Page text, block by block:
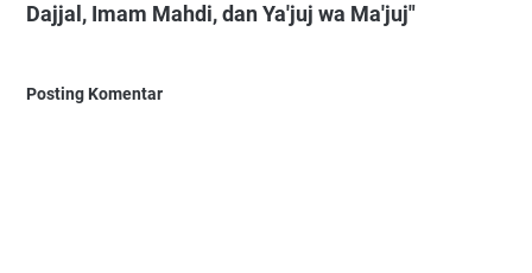
Dajjal, Imam Mahdi, dan Ya'juj wa Ma'juj"
Posting Komentar